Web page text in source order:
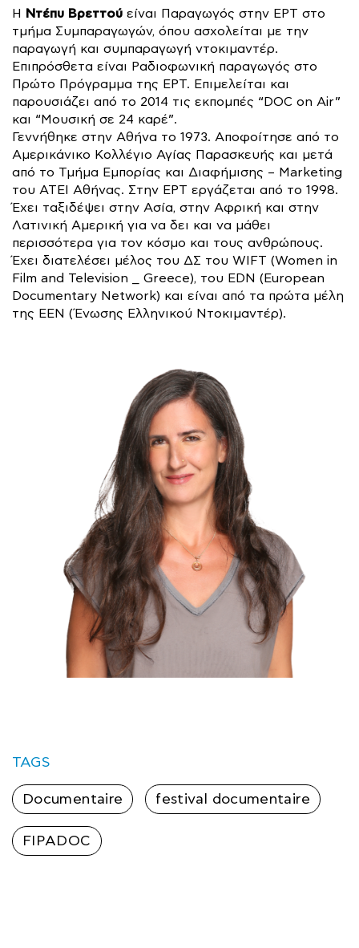
Η Ντέπυ Βρεττού είναι Παραγωγός στην ΕΡΤ στο
τμήμα Συμπαραγωγών, όπου ασχολείται με την
παραγωγή και συμπαραγωγή ντοκιμαντέρ.
Επιπρόσθετα είναι Ραδιοφωνική παραγωγός στο
Πρώτο Πρόγραμμα της ΕΡΤ. Επιμελείται και
παρουσιάζει από το 2014 τις εκπομπές “DOC on Air”
και “Μουσική σε 24 καρέ”.
Γεννήθηκε στην Αθήνα το 1973. Αποφοίτησε από το
Αμερικάνικο Κολλέγιο Αγίας Παρασκευής και μετά
από το Τμήμα Εμπορίας και Διαφήμισης – Marketing
του ΑΤΕΙ Αθήνας. Στην ΕΡΤ εργάζεται από το 1998.
Έχει ταξιδέψει στην Ασία, στην Αφρική και στην
Λατινική Αμερική για να δει και να μάθει
περισσότερα για τον κόσμο και τους ανθρώπους.
Έχει διατελέσει μέλος του ΔΣ του WIFT (Women in
Film and Television _ Greece), του EDN (European
Documentary Network) και είναι από τα πρώτα μέλη
της ΕΕΝ (Ένωσης Ελληνικού Ντοκιμαντέρ).
TAGS
Documentaire festival documentaire
FIPADOC